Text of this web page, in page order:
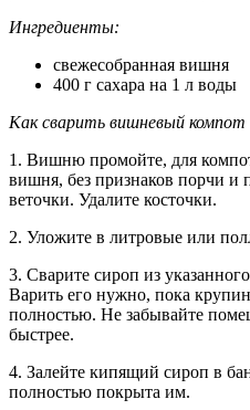
Ингредиенты:
свежесобранная вишня
400 г сахара на 1 л воды
Как сварить вишневый компот
1. Вишню промойте, для
вишня, без признаков порчи и
веточки. Удалите косточки.
2. Уложите в литровые или
3. Сварите сироп из
Варить его нужно, пока
полностью. Не забывайте
быстрее.
4. Залейте кипящий сироп в
полностью покрыта им.